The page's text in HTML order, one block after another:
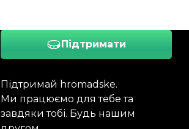
Підтримати
Підтримай hromadske.
Ми працюємо для тебе та
завдяки тобі. Будь нашим